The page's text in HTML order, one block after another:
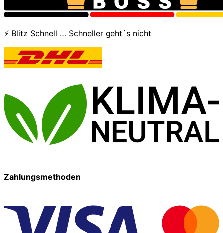
⚡ Blitz Schnell … Schneller geht´s nicht
Zahlungsmethoden